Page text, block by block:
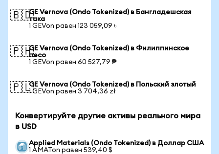
🇧🇩GE Vernova (Ondo Tokenized) в Бангладешская
така
1 GEVon равен 123 059,09 ৳
🇵🇭GE Vernova (Ondo Tokenized) в Филиппинское
песо
1 GEVon равен 60 527,79 ₱
🇵🇱GE Vernova (Ondo Tokenized) в Польский злотый
1 GEVon равен 3 704,36 zł
Конвертируйте другие активы реального мира
в USD
Applied Materials (Ondo Tokenized) в Доллар США
1 AMATon равен 539,40 $